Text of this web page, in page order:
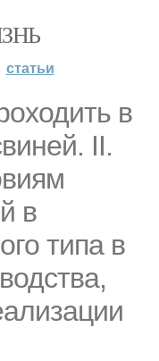
статьи
в
II.
в
типа в